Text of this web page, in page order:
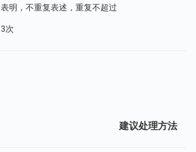
表明，不重复表述，重复不超过
3次
建议处理方法